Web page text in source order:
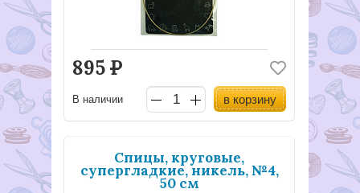
895Р
В наличии в корзину
Спицы, круговые,
супергладкие, никель, №4,
50 см